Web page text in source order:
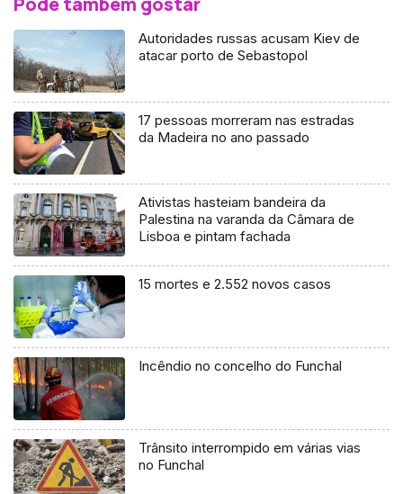
Autoridades russas acusam Kiev de
atacar porto de Sebastopol
17 pessoas morreram nas estradas
da Madeira no ano passado
Ativistas hasteiam bandeira da
Palestina na varanda da Câmara de
Lisboa e pintam fachada
15 mortes e 2.552 novos casos
Incêndio no concelho do Funchal
Trânsito interrompido em várias vias
no Funchal